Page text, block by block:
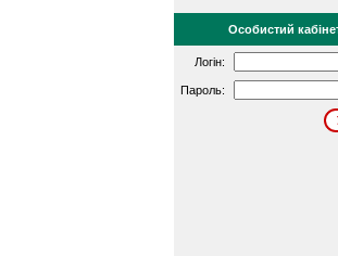
Особистий
Логін:
Пароль: